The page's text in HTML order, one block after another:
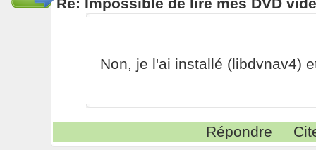
Non, je l'ai installé (libdvnav4)
Répondre